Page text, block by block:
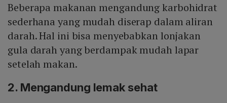
Beberapa makanan mengandung karbohidrat
sederhana yang mudah diserap dalam aliran
darah. Hal ini bisa menyebabkan lonjakan
gula darah yang berdampak mudah lapar
setelah makan.
2. Mengandung lemak sehat